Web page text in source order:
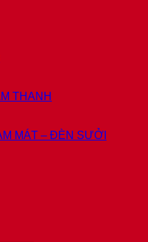
THANH
MÁT – ĐÈN SƯỞI